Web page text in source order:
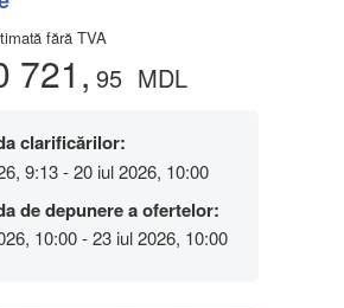
fără TVA
721, 95 MDL
clarificărilor:
9:13 - 20 iul 2026, 10:00
de depunere a ofertelor:
10:00 - 23 iul 2026, 10:00